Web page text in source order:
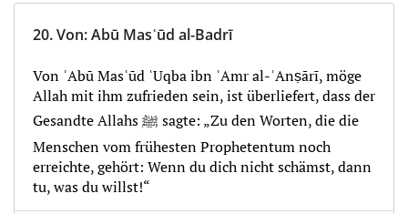
20.Von:Abū Masʿūd al-Badrī
Von ʾAbū Masʿūd ʿUqba ibn ʿAmr al-ʾAnṣārī, möge
Allah mit ihm zufrieden sein, ist überliefert, dass der
Gesandte Allahs ﷺ sagte: „Zu den Worten, die die
Menschen vom frühesten Prophetentum noch
erreichte, gehört: Wenn du dich nicht schämst, dann
tu, was du willst!“